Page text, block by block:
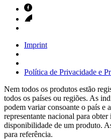
Imprint
Política de Privacidade e
Nem todos os produtos estão
todos os países ou regiões. As
podem variar consoante o país e
representante nacional para obter
disponibilidade de um produto.
para referência.